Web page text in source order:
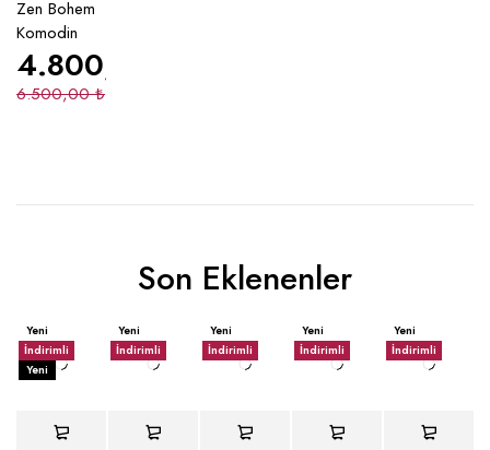
Zen Bohem
Komodin
6.500,00₺
4.800,00
Son Eklenenler
Yeni
İndirimli
Yeni
Yeni
İndirimli
Yeni
İndirimli
Yeni
İndirimli
Yeni
İndirimli